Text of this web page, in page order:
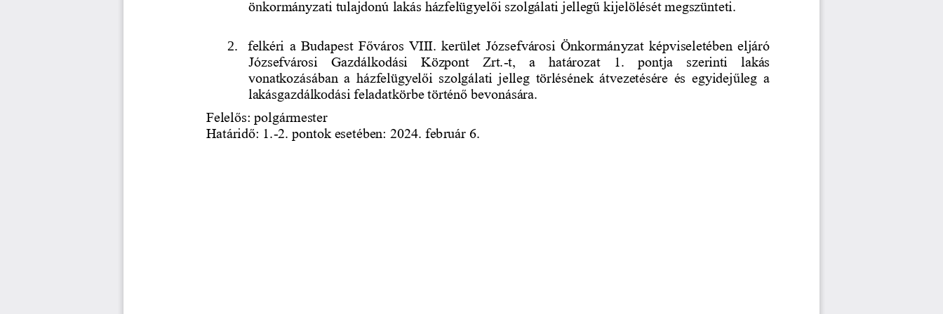
önkormányzati tulajdonú lakás házfelügyelői szolgálati jellegű kijelölését megszünteti.
2. felkéri a Budapest Főváros VIII. kerület Józsefvárosi Önkormányzat képviseletében eljáró
Józsefvárosi   Gazdálkodási   Központ   Zrt.-t,   a   határozat   1.   pontja   szerinti   lakás
vonatkozásában  a  házfelügyelői  szolgálati  jelleg  törlésének  átvezetésére  és  egyidejűleg  a
lakásgazdálkodási feladatkörbe történő bevonására.
Felelős: polgármester
Határidő: 1.-2. pontok esetében: 2024. február 6.